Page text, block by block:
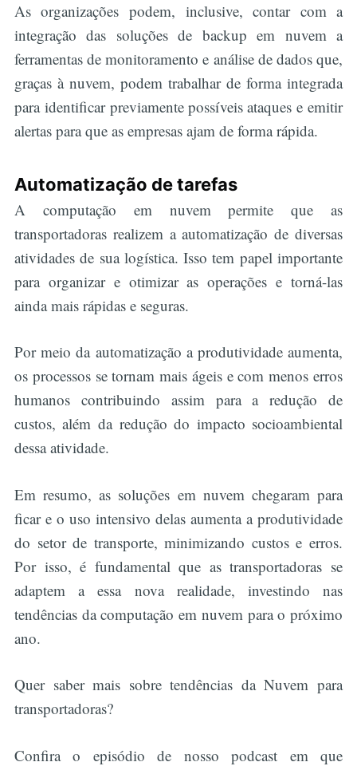
As organizações podem, inclusive, contar com a
integração das soluções de backup em nuvem a
ferramentas de monitoramento e análise de dados que,
graças à nuvem, podem trabalhar de forma integrada
para identificar previamente possíveis ataques e emitir
alertas para que as empresas ajam de forma rápida.
Automatização de tarefas
A computação em nuvem permite que as
transportadoras realizem a automatização de diversas
atividades de sua logística. Isso tem papel importante
para organizar e otimizar as operações e torná-las
ainda mais rápidas e seguras.
Por meio da automatização a produtividade aumenta,
os processos se tornam mais ágeis e com menos erros
humanos contribuindo assim para a redução de
custos, além da redução do impacto socioambiental
dessa atividade.
Em resumo, as soluções em nuvem chegaram para
ficar e o uso intensivo delas aumenta a produtividade
do setor de transporte, minimizando custos e erros.
Por isso, é fundamental que as transportadoras se
adaptem a essa nova realidade, investindo nas
tendências da computação em nuvem para o próximo
ano.
Quer saber mais sobre tendências da Nuvem para
transportadoras?
Confira o episódio de nosso podcast em que